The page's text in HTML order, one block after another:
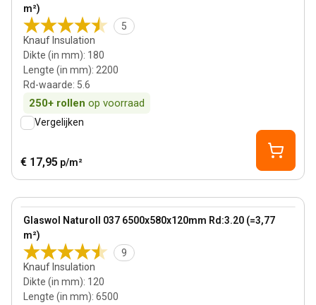
m²)
5
Knauf Insulation
Dikte (in mm): 180
Lengte (in mm): 2200
Rd-waarde: 5.6
250+ rollen op voorraad
Vergelijken
€ 17,95 p/m²
Glaswol Naturoll 037 6500x580x120mm Rd:3.20 (=3,77
m²)
9
Knauf Insulation
Dikte (in mm): 120
Lengte (in mm): 6500
View product